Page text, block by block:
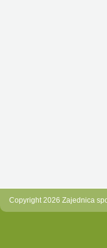
Copyright 2026 Zajednica